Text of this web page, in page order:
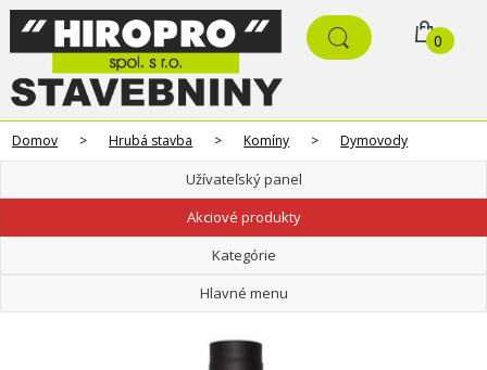
0
Domov > Hrubá stavba > Komíny > Dymovody
Užívateľský panel
Akciové produkty
Kategórie
Hlavné menu